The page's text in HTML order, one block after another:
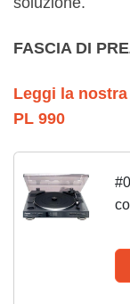
FASCIA DI
Leggi la
PL 990